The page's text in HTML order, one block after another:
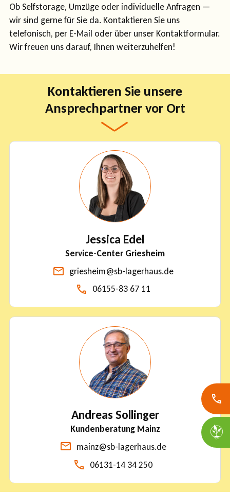
Ob Selfstorage, Umzüge oder individuelle Anfragen —
wir sind gerne für Sie da. Kontaktieren Sie uns
telefonisch, per E-Mail oder über unser Kontaktformular.
Wir freuen uns darauf, Ihnen weiterzuhelfen!
Kontaktieren Sie unsere
Ansprechpartner vor Ort
Jessica Edel
Service-Center Griesheim
griesheim@sb-lagerhaus.de
06155-83 67 11
Andreas Sollinger
Kundenberatung Mainz
mainz@sb-lagerhaus.de
06131-14 34 250